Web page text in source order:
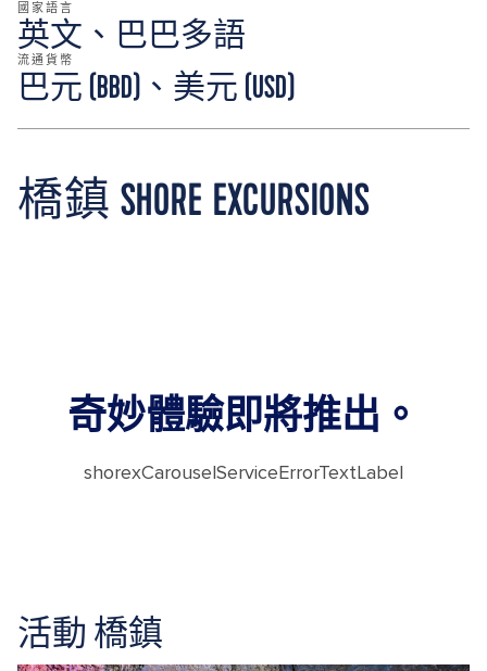
國家語言
英文、巴巴多語
流通貨幣
巴元 (BBD)、美元 (USD)
橋鎮 SHORE EXCURSIONS
奇妙體驗即將推出。
shorexCarouselServiceErrorTextLabel
活動 橋鎮